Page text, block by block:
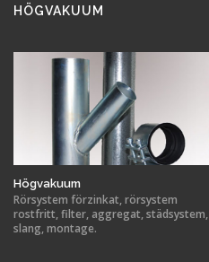
HÖGVAKUUM
Högvakuum
Rörsystem förzinkat, rörsystem
rostfritt, filter, aggregat, städsystem,
slang, montage.